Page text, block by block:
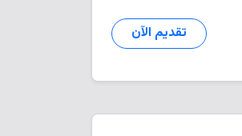
تقديم الآن